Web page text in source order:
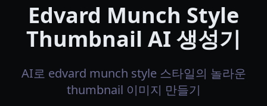
Edvard Munch Style
Thumbnail AI 생성기
AI로 edvard munch style 스타일의 놀라운
thumbnail 이미지 만들기